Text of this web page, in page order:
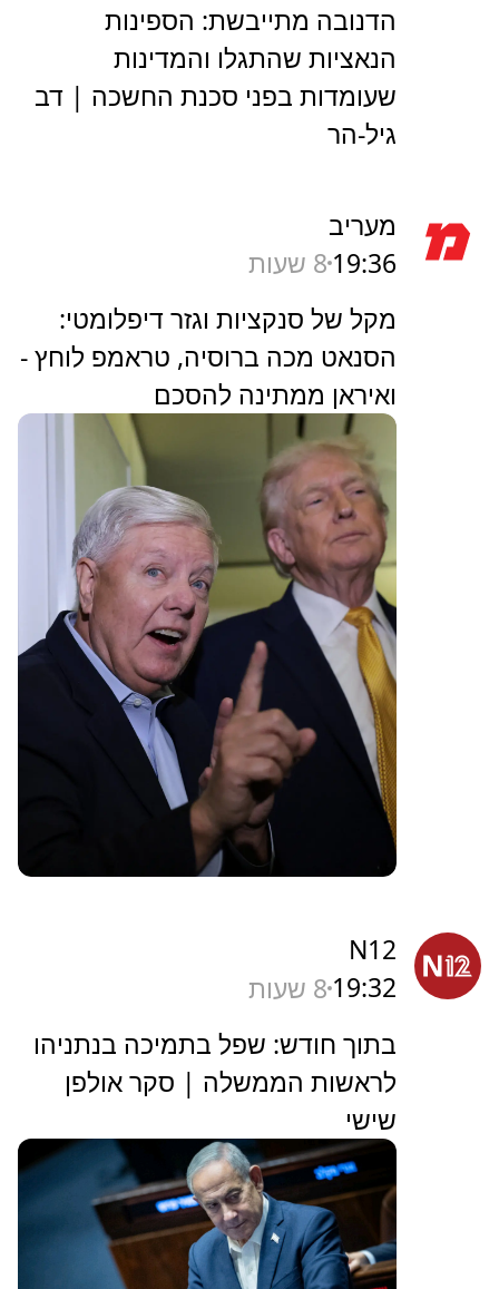
הדנובה מתייבשת: הספינות
הנאציות שהתגלו והמדינות
שעומדות בפני סכנת החשכה | דב
גיל-הר
מעריב
19:36 8 שעות
מקל של סנקציות וגזר דיפלומטי:
הסנאט מכה ברוסיה, טראמפ לוחץ -
ואיראן ממתינה להסכם
N12
19:32 8 שעות
בתוך חודש: שפל בתמיכה בנתניהו
לראשות הממשלה | סקר אולפן
שישי